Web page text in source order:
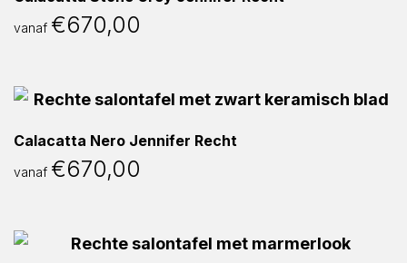
vanaf €670,00
Calacatta Nero Jennifer Recht
vanaf €670,00